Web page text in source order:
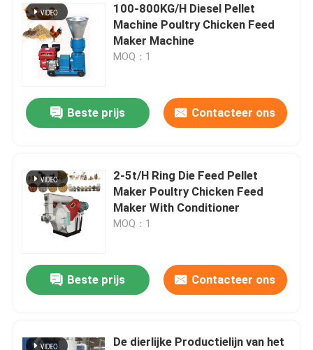
100-800KG/H Diesel Pellet
Machine Poultry Chicken Feed
Maker Machine
MOQ：1
Beste prijs Contacteer ons
2-5t/H Ring Die Feed Pellet
Maker Poultry Chicken Feed
Maker With Conditioner
MOQ：1
Beste prijs Contacteer ons
De dierlijke Productielijn van het